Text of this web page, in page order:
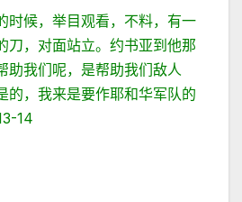
时候，举目观看，不料，有一
刀，对面站立。约书亚到他那
助我们呢，是帮助我们敌人
的，我来是要作耶和华军队的
14